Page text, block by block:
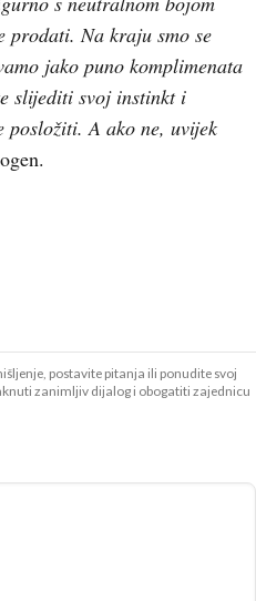
prodati. Na kraju smo se
jako puno komplimenata
slijediti svoj instinkt i
posložiti. A ako ne, uvijek
postavite pitanja ili ponudite svoj
zanimljiv dijalog i obogatiti zajednicu